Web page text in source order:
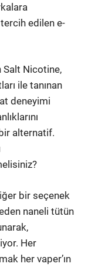
edilen e-
Salt Nicotine,
ile tanınan
deneyimi
alternatif.
bir seçenek
naneli tütün
Her
her vaper’ın